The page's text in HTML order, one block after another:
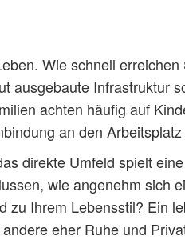
Wie schnell
ausgebaute Infrastruktur
achten häufig auf
an den
direkte Umfeld spielt
wie angenehm sich
Ihrem Lebensstil? Ein
eher Ruhe und